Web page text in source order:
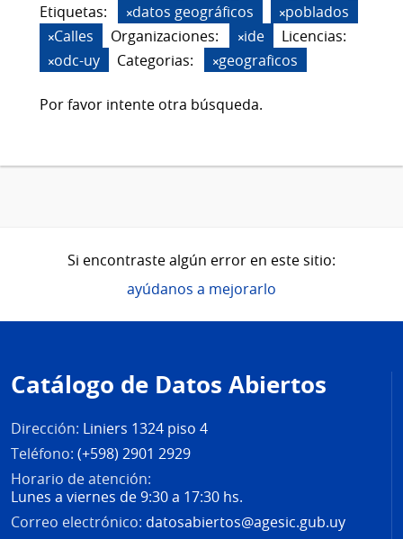
Etiquetas:
datos geográficos
poblados
Calles
Organizaciones: ide
Licencias:
odc-uy
Categorias: geograficos
Por favor intente otra búsqueda.
Si encontraste algún error en este sitio:
ayúdanos a mejorarlo
de
página
Catálogo de Datos Abiertos
Dirección: Liniers 1324 piso 4
Teléfono: (+598) 2901 2929
Horario de atención:
Lunes a viernes de 9:30 a 17:30 hs.
Correo electrónico: datosabiertos@agesic.gub.uy